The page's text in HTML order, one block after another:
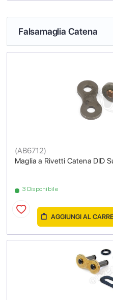
Falsamaglia Catena
Maglia a Rivetti Catena DID
(AB6712)
3 Disponibile
AGGIUNGI AL